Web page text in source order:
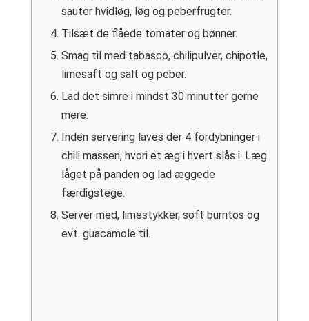
sauter hvidløg, løg og peberfrugter.
Tilsæt de flåede tomater og bønner.
Smag til med tabasco, chilipulver, chipotle,
limesaft og salt og peber.
Lad det simre i mindst 30 minutter gerne
mere.
Inden servering laves der 4 fordybninger i
chili massen, hvori et æg i hvert slås i. Læg
låget på panden og lad æggede
færdigstege.
Server med, limestykker, soft burritos og
evt. guacamole til.